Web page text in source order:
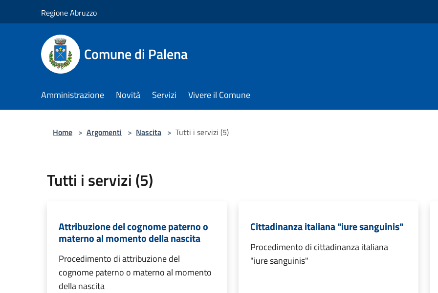
Regione Abruzzo
Comune di Palena
Amministrazione Novità Servizi Vivere il Comune
Home > Argomenti > Nascita > Tutti i servizi (5)
Tutti i servizi (5)
Attribuzione del cognome paterno o
materno al momento della nascita
Procedimento di attribuzione del
cognome paterno o materno al momento
della nascita
Cittadinanza italiana "iure sanguinis"
Procedimento di cittadinanza italiana
"iure sanguinis"